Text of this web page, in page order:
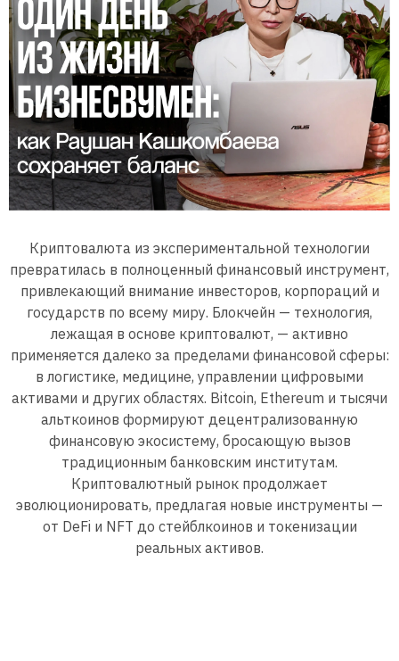
Криптовалюта из экспериментальной технологии
превратилась в полноценный финансовый инструмент,
привлекающий внимание инвесторов, корпораций и
государств по всему миру. Блокчейн — технология,
лежащая в основе криптовалют, — активно
применяется далеко за пределами финансовой сферы:
в логистике, медицине, управлении цифровыми
активами и других областях. Bitcoin, Ethereum и тысячи
альткоинов формируют децентрализованную
финансовую экосистему, бросающую вызов
традиционным банковским институтам.
Криптовалютный рынок продолжает
эволюционировать, предлагая новые инструменты —
от DeFi и NFT до стейблкоинов и токенизации
реальных активов.